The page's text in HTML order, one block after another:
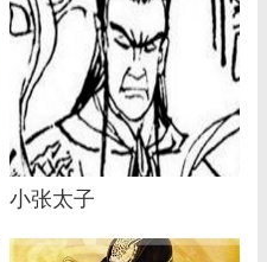
小张太子